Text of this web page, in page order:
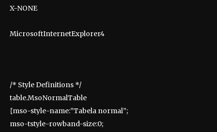
X-NONE
MicrosoftInternetExplorer4
/* Style Definitions */
table.MsoNormalTable
{mso-style-name:”Tabela normal”;
mso-tstyle-rowband-size:0;